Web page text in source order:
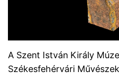
A Szent István Király
Székesfehérvári